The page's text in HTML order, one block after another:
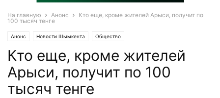
На главную Анонс
Кто еще, кроме жителей Арыси, получит по
100 тысяч тенге
Анонс Новости Шымкента Общество
Кто еще, кроме жителей
Арыси, получит по 100
тысяч тенге